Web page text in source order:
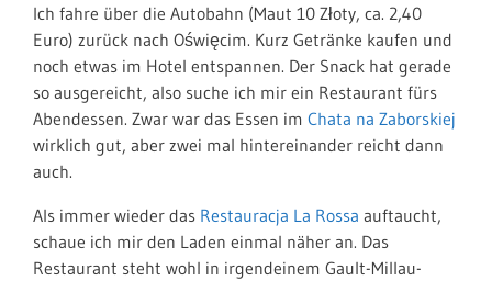
Ich fahre über die Autobahn (Maut 10 Złoty, ca. 2,40
Euro) zurück nach Oświęcim. Kurz Getränke kaufen und
noch etwas im Hotel entspannen. Der Snack hat gerade
so ausgereicht, also suche ich mir ein Restaurant fürs
Abendessen. Zwar war das Essen im Chata na Zaborskiej
wirklich gut, aber zwei mal hintereinander reicht dann
auch.
Als immer wieder das Restauracja La Rossa auftaucht,
schaue ich mir den Laden einmal näher an. Das
Restaurant steht wohl in irgendeinem Gault-Millau-